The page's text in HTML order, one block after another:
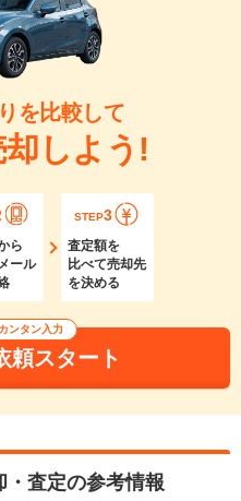
を比較して
しよう!
ら
ール
STEP3
査定額を
比べて売却先
を決める
ンタン入力
頼スタート
査定の参考情報